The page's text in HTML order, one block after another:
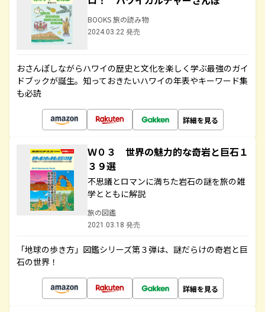
BOOKS 旅の読み物
2024.03.22 発売
おさんぽしながらハワイの歴史と文化を楽しく学ぶ最強のガイ
ドブックが誕生。知っておきたいハワイの年表やキーワード集
も必読
詳細を見る
Ｗ０３ 世界の魅力的な奇岩と巨石１
３９選
不思議とロマンに満ちた岩石の謎を旅の雑
学とともに解説
旅の図鑑
2021.03.18 発売
「地球の歩き方」図鑑シリーズ第３弾は、謎だらけの奇岩と巨
石の世界！
詳細を見る